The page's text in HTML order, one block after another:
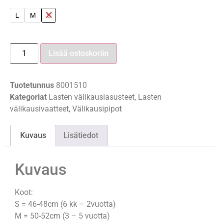
L M S
Lisää ostoskoriin
Tuotetunnus 8001510
Kategoriat Lasten välikausiasusteet, Lasten
välikausivaatteet, Välikausipipot
Kuvaus Lisätiedot
Kuvaus
Koot:
S = 46-48cm (6 kk – 2vuotta)
M = 50-52cm (3 – 5 vuotta)